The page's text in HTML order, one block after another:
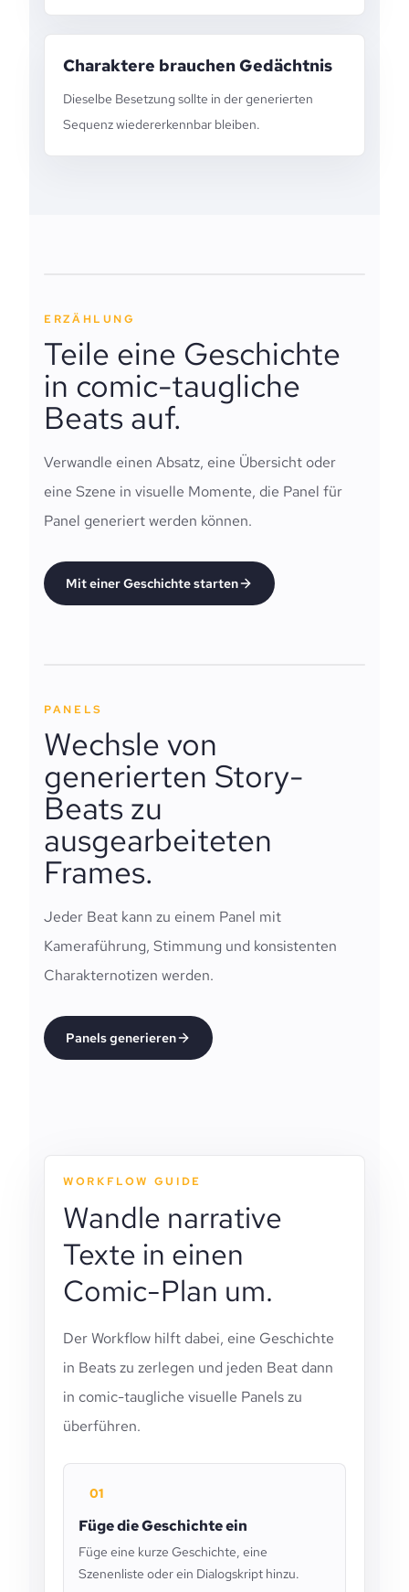
Charaktere brauchen Gedächtnis
Dieselbe Besetzung sollte in der generierten
Sequenz wiedererkennbar bleiben.
ERZÄHLUNG
Teile eine Geschichte
in comic-taugliche
Beats auf.
Verwandle einen Absatz, eine Übersicht oder
eine Szene in visuelle Momente, die Panel für
Panel generiert werden können.
Mit einer Geschichte starten
PANELS
Wechsle von
generierten Story-
Beats zu
ausgearbeiteten
Frames.
Jeder Beat kann zu einem Panel mit
Kameraführung, Stimmung und konsistenten
Charakternotizen werden.
Panels generieren
WORKFLOW GUIDE
Wandle narrative
Texte in einen
Comic-Plan um.
Der Workflow hilft dabei, eine Geschichte
in Beats zu zerlegen und jeden Beat dann
in comic-taugliche visuelle Panels zu
überführen.
01
Füge die Geschichte ein
Füge eine kurze Geschichte, eine
Szenenliste oder ein Dialogskript hinzu.